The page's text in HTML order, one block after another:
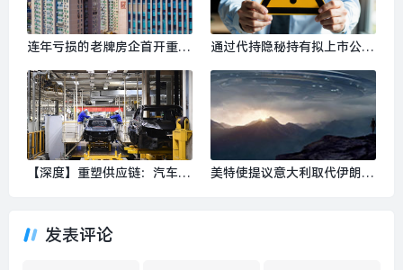
连年亏损的老牌房企首开重组
界面新闻 · 地产
通过代持隐秘持有拟上市公司
单|界面新闻
【深度】重塑供应链：汽车工
美特使提议意大利取代伊朗踢
发表评论